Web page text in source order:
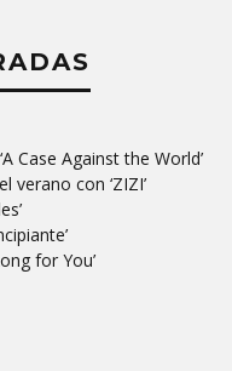
Case Against the World’
verano con ‘ZIZI’
for You’